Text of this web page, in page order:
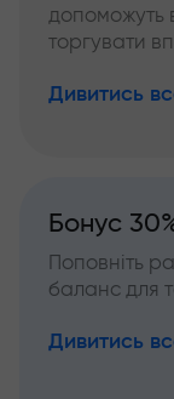
допоможуть
торгувати
Дивитись
Бонус
Поповніть
баланс для
Дивитись